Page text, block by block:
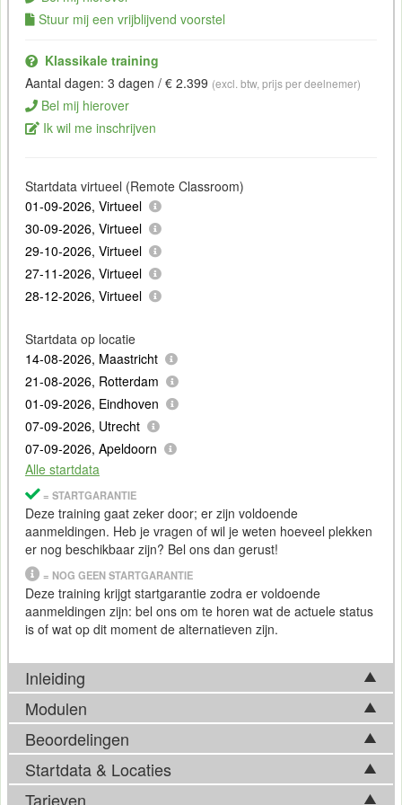
Stuur mij een vrijblijvend voorstel
Klassikale training
Aantal dagen: 3 dagen / € 2.399 (excl. btw, prijs per deelnemer)
Bel mij hierover
Ik wil me inschrijven
Startdata virtueel (Remote Classroom)
01-09-2026, Virtueel
30-09-2026, Virtueel
29-10-2026, Virtueel
27-11-2026, Virtueel
28-12-2026, Virtueel
Startdata op locatie
14-08-2026, Maastricht
21-08-2026, Rotterdam
01-09-2026, Eindhoven
07-09-2026, Utrecht
07-09-2026, Apeldoorn
Alle startdata
= STARTGARANTIE
Deze training gaat zeker door; er zijn voldoende
aanmeldingen. Heb je vragen of wil je weten hoeveel plekken
er nog beschikbaar zijn? Bel ons dan gerust!
= NOG GEEN STARTGARANTIE
Deze training krijgt startgarantie zodra er voldoende
aanmeldingen zijn: bel ons om te horen wat de actuele status
is of wat op dit moment de alternatieven zijn.
Inleiding
Welkom bij de Cursus Database Design
De basis van vrijwel iedere applicatie of moderne website
wordt gevormd door een database. De wijze waarop die
database is opgezet en ingericht bepaalt voor een groot deel
Modulen
De cursus bestaat uit een viertal modulen die samen drie
lesdagen beslaan. De volgende modulen worden behandeld:
Principes Relationeel Database ontwerp
Beoordelingen
Gert Hendriks
Startdata & Locaties
Tarieven